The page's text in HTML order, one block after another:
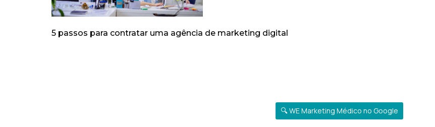
5 passos para contratar uma agência de marketing digital
🔍 WE Marketing Médico no Google